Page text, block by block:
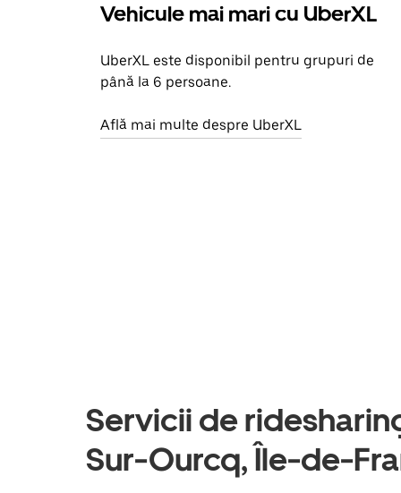
Vehicule mai mari cu UberXL
UberXL este disponibil pentru grupuri de
până la 6 persoane.
Află mai multe despre UberXL
Servicii de
Sur-Ourcq, Île-de-